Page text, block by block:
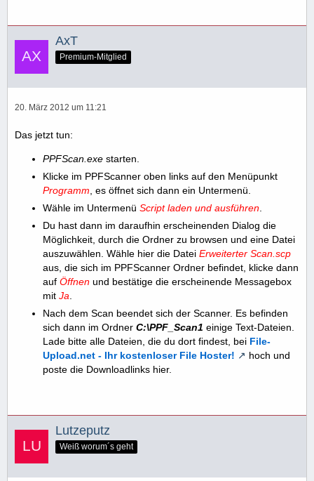
AxT
Premium-Mitglied
20. März 2012 um 11:21
Das jetzt tun:
PPFScan.exe starten.
Klicke im PPFScanner oben links auf den Menüpunkt
Programm , es öffnet sich dann ein Untermenü.
Wähle im Untermenü Script laden und ausführen
Du hast dann im daraufhin erscheinenden Dialog die
Möglichkeit, durch die Ordner zu browsen und eine Datei
auszuwählen. Wähle hier die Datei Erweiterter Scan.scp
aus, die sich im PPFScanner Ordner befindet, klicke dann
auf Öffnen und bestätige die erscheinende Messagebox
mit Ja
Nach dem Scan beendet sich der Scanner. Es befinden
sich dann im Ordner C:\PPF_Scan1 einige Text-Dateien.
Lade bitte alle Dateien, die du dort findest, bei File-
Upload.net - Ihr kostenloser File Hoster!
hoch und
poste die Downloadlinks hier.
Lutzeputz
Weiß worum´s geht